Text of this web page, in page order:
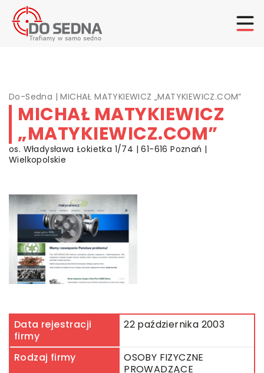
Do-Sedna |MICHAŁ MATYKIEWICZ „MATYKIEWICZ.COM”
MICHAŁ MATYKIEWICZ
„MATYKIEWICZ.COM”
os. Władysława Łokietka 1/74 | 61-616 Poznań |
Wielkopolskie
Data rejestracji
firmy
22 października 2003
Rodzaj firmy
OSOBY FIZYCZNE
PROWADZĄCE